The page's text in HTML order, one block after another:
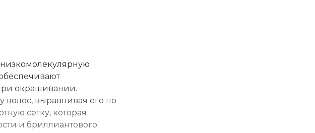
окрашивании.
волос, выравнивая его по
сетку, которая
и бриллиантового